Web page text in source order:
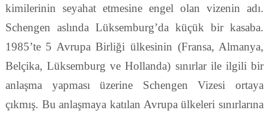
kimilerinin seyahat etmesine engel olan vizenin adı.
Schengen aslında Lüksemburg’da küçük bir kasaba.
1985’te 5 Avrupa Birliği ülkesinin (Fransa, Almanya,
Belçika, Lüksemburg ve Hollanda) sınırlar ile ilgili bir
anlaşma yapması üzerine Schengen Vizesi ortaya
çıkmış. Bu anlaşmaya katılan Avrupa ülkeleri sınırlarına